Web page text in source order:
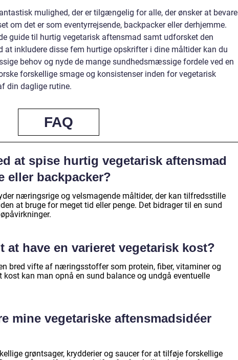
mulighed, der er tilgængelig for alle, der ønsker at bevare
om det er som eventyrrejsende, backpacker eller derhjemme.
guide til hurtig vegetarisk aftensmad samt udforsket den
at inkludere disse fem hurtige opskrifter i dine måltider kan du
behov og nyde de mange sundhedsmæssige fordele ved en
forskellige smage og konsistenser inden for vegetarisk
din daglige rutine.
FAQ
at spise hurtig vegetarisk aftensmad
eller backpacker?
næringsrige og velsmagende måltider, der kan tilfredsstille
at bruge for meget tid eller penge. Det bidrager til en sund
at have en varieret vegetarisk kost?
bred vifte af næringsstoffer som protein, fiber, vitaminer og
kost kan man opnå en sund balance og undgå eventuelle
mine vegetariske aftensmadsidéer
grøntsager, krydderier og saucer for at tilføje forskellige